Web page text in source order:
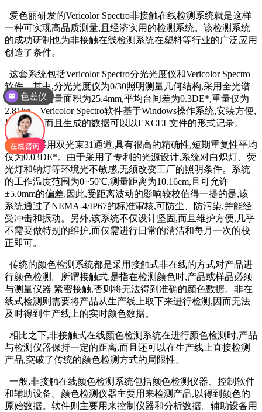
爱色丽研发的Vericolor Spectro非接触在线检测系统就是这样
一种可实现高品质测量,且经济实用的检测系统。该检测系统
的成功研制也为非接触在线检测系统在塑料等行业的广泛应用
创造了条件。
这套系统包括Vericolor Spectro分光光度仪和Vericolor Spectro
软件。其中,分光光度仪为0/30照明测量几何结构,采用全光谱
LED照明,测量面积为25.4mm,平均台间差为0.3DE*,重量仅为
2.81kg。Vericolor Spectro软件基于Windows操作系统,安装方便,
界面简易,而且生成的数据可以以EXCEL文件的形式记录。
该系统采用双光束31通道,具有很高的精确性,短期重复性平均
仅为0.03DE*。由于采用了专利的光源设计,系统对白炽灯、荧
光灯和钠灯等环境光不敏感,无须改变工厂的照明条件。系统
的工作温度范围为0~50℃,测量距离为10.16cm,且可允许
±5.0mm的偏差,因此,受距离波动的影响较校值得一提的是,该
系统通过了NEMA-4/IP67的标准审核,可防尘、防污染,并能经
受冲击和振动。另外,该系统不仅设计坚固,而且维护方便,几乎
不需要做特别的维护,而仅需进行日常的清洁和每月一次的校
正即可。
传统的颜色检测系统都是采用接触式非在线的方式对产品进
行颜色检测。所谓接触式,是指在检测颜色时,产品或样品必须
与测量仪器 紧密接触,否则将无法得到准确的颜色数据。非在
线式检测则需要将产品从生产线上取下来进行检测,因而无法
及时得到生产线上的实时颜色数据。
相比之下,非接触式在线颜色检测系统在进行颜色检测时,产品
与检测仪器保持一定的距离,而且还可以在生产线上直接检测
产品,突破了传统的颜色检测方式的局限性。
一般,非接触在线颜色检测系统包括颜色检测仪器、控制软件
和辅助设备。颜色检测仪器主要用来检测产品,以得到颜色的
原始数据。软件则主要用来控制仪器和分析数据。辅助设备用
色差仪